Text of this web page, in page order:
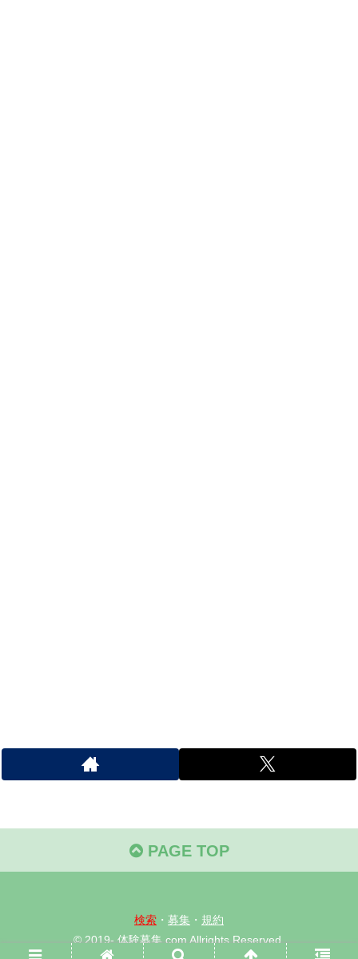
PAGE TOP
検索 ・ 募集 ・ 規約
© 2019- 体験募集.com Allrights Reserved.